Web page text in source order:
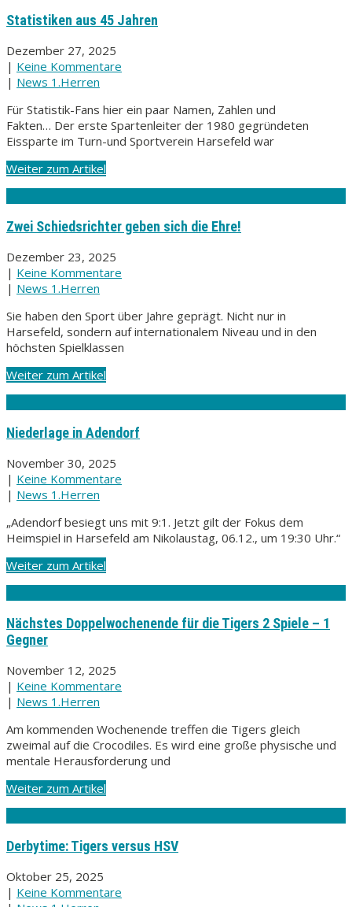
Statistiken aus 45 Jahren
Dezember 27, 2025
| Keine Kommentare
| News 1.Herren
Für Statistik-Fans hier ein paar Namen, Zahlen und
Fakten… Der erste Spartenleiter der 1980 gegründeten
Eissparte im Turn-und Sportverein Harsefeld war
Weiter zum Artikel
Zwei Schiedsrichter geben sich die Ehre!
Dezember 23, 2025
| Keine Kommentare
| News 1.Herren
Sie haben den Sport über Jahre geprägt. Nicht nur in
Harsefeld, sondern auf internationalem Niveau und in den
höchsten Spielklassen
Weiter zum Artikel
Niederlage in Adendorf
November 30, 2025
| Keine Kommentare
| News 1.Herren
„Adendorf besiegt uns mit 9:1. Jetzt gilt der Fokus dem
Heimspiel in Harsefeld am Nikolaustag, 06.12., um 19:30 Uhr.“
Weiter zum Artikel
Nächstes Doppelwochenende für die Tigers 2 Spiele – 1
Gegner
November 12, 2025
| Keine Kommentare
| News 1.Herren
Am kommenden Wochenende treffen die Tigers gleich
zweimal auf die Crocodiles. Es wird eine große physische und
mentale Herausforderung und
Weiter zum Artikel
Derbytime: Tigers versus HSV
Oktober 25, 2025
| Keine Kommentare